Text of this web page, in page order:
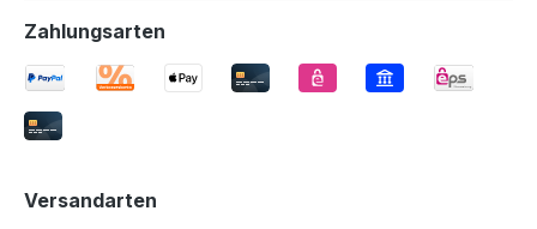
Zahlungsarten
Versandarten